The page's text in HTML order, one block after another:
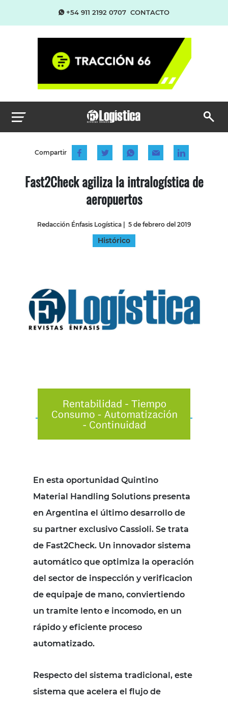
+54 911 2192 0707 CONTACTO
Compartir
Fast2Check agiliza la intralogística de
aeropuertos
Redacción Énfasis Logística| 5 de febrero del 2019
Histórico
En esta oportunidad Quintino
Material Handling Solutions presenta
en Argentina el último desarrollo de
su partner exclusivo Cassioli. Se trata
de Fast2Check. Un innovador sistema
automático que optimiza la operación
del sector de inspección y verificacion
de equipaje de mano, conviertiendo
un tramite lento e incomodo, en un
rápido y eficiente proceso
automatizado.
Respecto del sistema tradicional, este
sistema que acelera el flujo de